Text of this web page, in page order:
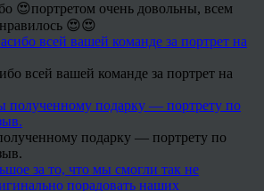
😍портретом очень довольны, всем
😍😍
всей вашей команде за портрет на
подарку — портрету по